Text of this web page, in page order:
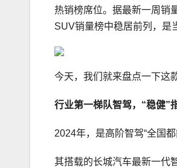
热销榜席位。据最新一周销
SUV销量榜中稳居前列，是
今天，我们就来盘点一下这
行业第一梯队智驾，“稳健”
2024年，是高阶智驾“全国
其搭载的长城汽车最新一代